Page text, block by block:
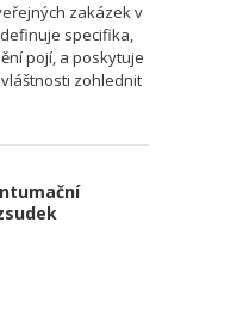
zakázek v
specifika,
pojí, a poskytuje
zohlednit